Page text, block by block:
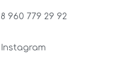
8 960 779 29 92
Instagram